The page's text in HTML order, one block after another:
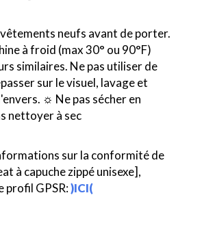
neufs avant de porter.
à froid (max 30° ou 90°F)
similaires. Ne pas utiliser de
sur le visuel, lavage et
☼ Ne pas sécher en
nettoyer à sec
sur la conformité de
à capuche zippé unisexe],
profil GPSR:)ICI(